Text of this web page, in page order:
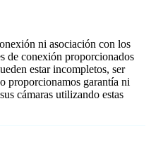
ni asociación con los
de conexión proporcionados
estar incompletos, ser
proporcionamos garantía ni
cámaras utilizando estas